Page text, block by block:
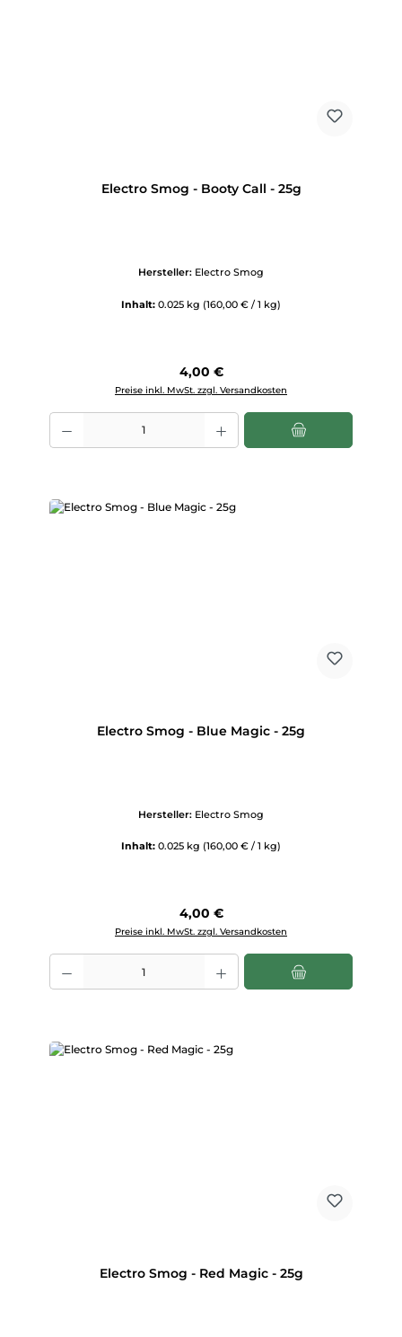
Electro Smog - Booty Call - 25g
Hersteller: Electro Smog
Inhalt: 0.025 kg (160,00 € / 1 kg)
Regulärer Preis:
4,00 €
Preise inkl. MwSt. zzgl. Versandkosten
Produkt Anzahl: Gib den gewünschten Wert ein oder benutze die
Electro Smog - Blue Magic - 25g
Hersteller: Electro Smog
Inhalt: 0.025 kg (160,00 € / 1 kg)
Regulärer Preis:
4,00 €
Preise inkl. MwSt. zzgl. Versandkosten
Produkt Anzahl: Gib den gewünschten Wert ein oder benutze die
Electro Smog - Red Magic - 25g